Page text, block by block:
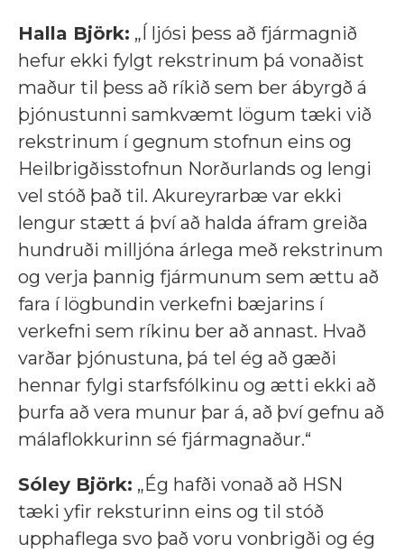
Halla Björk: „Í ljósi þess að fjármagnið
hefur ekki fylgt rekstrinum þá vonaðist
maður til þess að ríkið sem ber ábyrgð á
þjónustunni samkvæmt lögum tæki við
rekstrinum í gegnum stofnun eins og
Heilbrigðisstofnun Norðurlands og lengi
vel stóð það til. Akureyrarbæ var ekki
lengur stætt á því að halda áfram greiða
hundruði milljóna árlega með rekstrinum
og verja þannig fjármunum sem ættu að
fara í lögbundin verkefni bæjarins í
verkefni sem ríkinu ber að annast. Hvað
varðar þjónustuna, þá tel ég að gæði
hennar fylgi starfsfólkinu og ætti ekki að
þurfa að vera munur þar á, að því gefnu að
málaflokkurinn sé fjármagnaður.“
Sóley Björk: „Ég hafði vonað að HSN
tæki yfir reksturinn eins og til stóð
upphaflega svo það voru vonbrigði og ég